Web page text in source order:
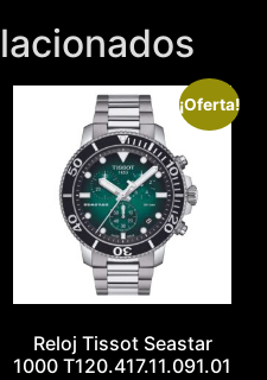
¡Oferta!
Reloj Tissot Seastar
1000 T120.417.11.091.01